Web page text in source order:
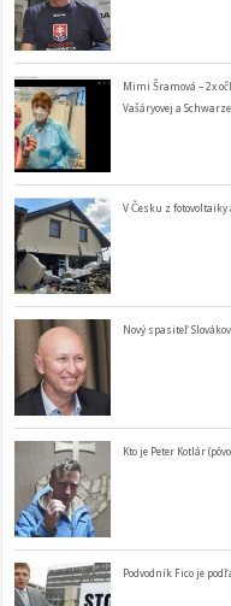
Mimi Šramová – 2x
Vašáryovej a
V Česku z
Nový spasiteľ
Kto je Peter Kotlár
Podvodník Fico je